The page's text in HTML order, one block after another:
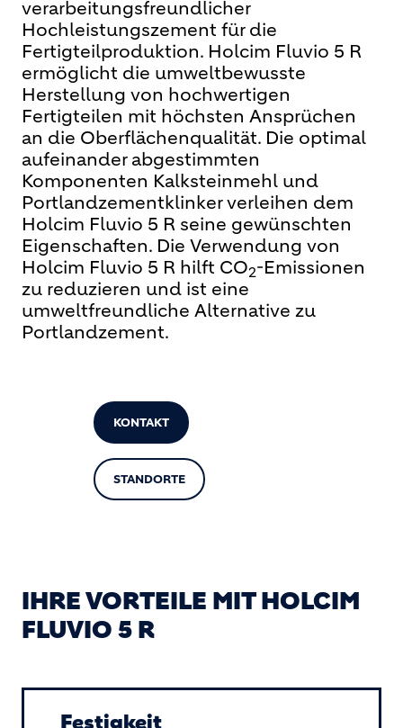
verarbeitungsfreundlicher
Hochleistungszement für die
Fertigteilproduktion. Holcim Fluvio 5 R
ermöglicht die umweltbewusste
Herstellung von hochwertigen
Fertigteilen mit höchsten Ansprüchen
an die Oberflächenqualität. Die optimal
aufeinander abgestimmten
Komponenten Kalksteinmehl und
Portlandzementklinker verleihen dem
Holcim Fluvio 5 R seine gewünschten
Eigenschaften. Die Verwendung von
Holcim Fluvio 5 R hilft CO2-Emissionen
zu reduzieren und ist eine
umweltfreundliche Alternative zu
Portlandzement.
KONTAKT
STANDORTE
IHRE VORTEILE MIT HOLCIM
FLUVIO 5 R
Festigkeit